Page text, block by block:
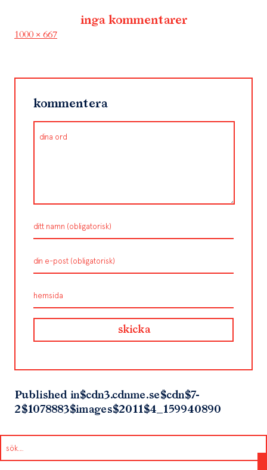
inga kommentarer
Full
1000 × 667
kommentera
Published in$cdn3.cdnme.se$cdn$7-
2$1078883$images$2011$4_159940890